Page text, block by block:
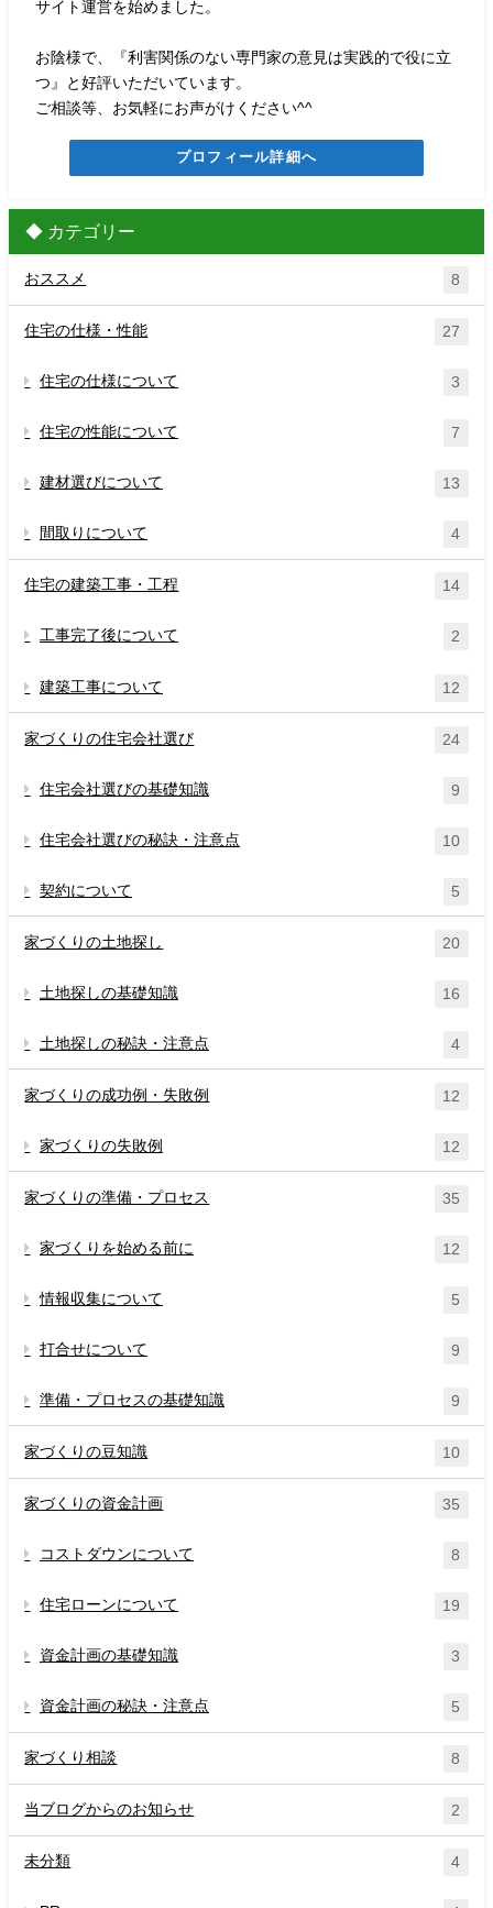
サイト運営を始めました。
お陰様で、『利害関係のない専門家の意見は実践的で役に立
つ』と好評いただいています。
ご相談等、お気軽にお声がけください^^
プロフィール詳細へ
◆ カテゴリー
おススメ 8
住宅の仕様・性能 27
住宅の仕様について 3
住宅の性能について 7
建材選びについて 13
間取りについて 4
住宅の建築工事・工程 14
工事完了後について 2
建築工事について 12
家づくりの住宅会社選び 24
住宅会社選びの基礎知識 9
住宅会社選びの秘訣・注意点 10
契約について 5
家づくりの土地探し 20
土地探しの基礎知識 16
土地探しの秘訣・注意点 4
家づくりの成功例・失敗例 12
家づくりの失敗例 12
家づくりの準備・プロセス 35
家づくりを始める前に 12
情報収集について 5
打合せについて 9
準備・プロセスの基礎知識 9
家づくりの豆知識 10
家づくりの資金計画 35
コストダウンについて 8
住宅ローンについて 19
資金計画の基礎知識 3
資金計画の秘訣・注意点 5
家づくり相談 8
当ブログからのお知らせ 2
未分類 4